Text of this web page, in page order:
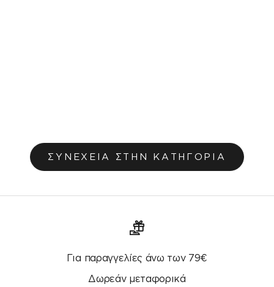
ΣΥΝΕΧΕΙΑ ΣΤΗΝ ΚΑΤΗΓΟΡΙΑ
Για παραγγελίες άνω των 79€
Δωρεάν μεταφορικά